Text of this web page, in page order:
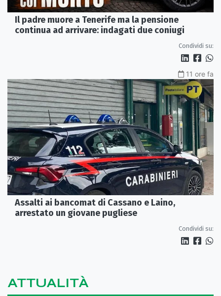
Il padre muore a Tenerife ma la pensione
continua ad arrivare: indagati due coniugi
Condividi su:
11 ore fa
Assalti ai bancomat di Cassano e Laino,
arrestato un giovane pugliese
Condividi su:
ATTUALITÀ